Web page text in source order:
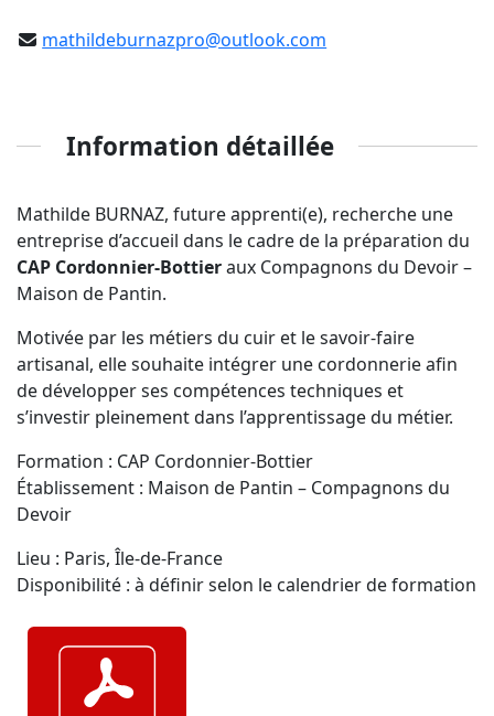
mathildeburnazpro@outlook.com
Information détaillée
Mathilde BURNAZ, future apprenti(e), recherche une
entreprise d’accueil dans le cadre de la préparation du
CAP Cordonnier-Bottieraux Compagnons du Devoir–
Maison de Pantin.
Motivée par les métiers du cuir et le savoir-faire
artisanal, elle souhaite intégrer une cordonnerie afin
de développer ses compétences techniques et
s’investir pleinement dans l’apprentissage du métier.
Formation : CAP Cordonnier-Bottier
Établissement : Maison de Pantin – Compagnons du
Devoir
Lieu : Paris, Île-de-France
Disponibilité : à définir selon le calendrier de formation